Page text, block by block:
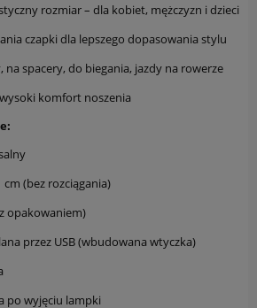
rozmiar – dla kobiet, mężczyzn i dzieci
czapki dla lepszego dopasowania stylu
na spacery, do biegania, jazdy na rowerze
komfort noszenia
cm (bez rozciągania)
opakowaniem)
przez USB (wbudowana wtyczka)
po wyjęciu lampki